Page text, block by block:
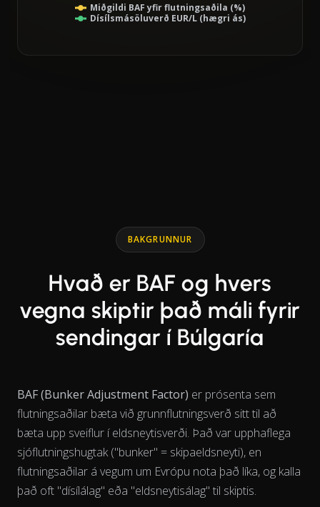
Line chart with 2 lines.
Miðgildi BAF yfir flutningsaðila (%)
Dísílsmásöluverð EUR/L (hægri ás)
BAKGRUNNUR
Hvað er BAF og hvers
vegna skiptir það máli fyrir
sendingar í Búlgaría
BAF (Bunker Adjustment Factor) er prósenta sem
flutningsaðilar bæta við grunnflutningsverð sitt til að
bæta upp sveiflur í eldsneytisverði. Það var upphaflega
sjóflutningshugtak ("bunker" = skipaeldsneyti), en
flutningsaðilar á vegum um Evrópu nota það líka, og kalla
það oft "dísílálag" eða "eldsneytisálag" til skiptis.